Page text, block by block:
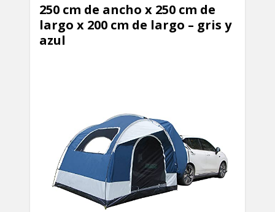
250 cm de ancho x 250 cm de
largo x 200 cm de largo – gris y
azul